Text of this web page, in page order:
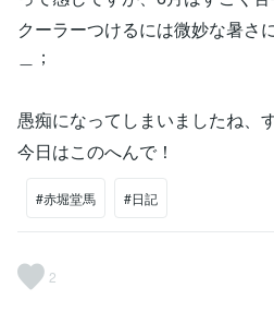
クーラーつけるには微妙な暑さ
＿；
愚痴になってしまいましたね、
今日はこのへんで！
#赤堀堂馬 #日記
2